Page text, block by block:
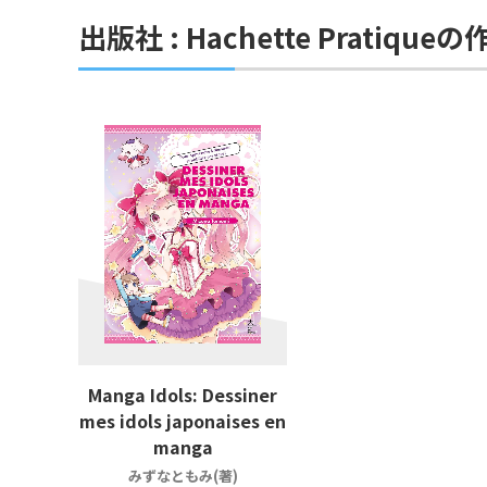
出版社 : Hachette Pratiqueの
Manga Idols: Dessiner
mes idols japonaises en
manga
みずなともみ(著)